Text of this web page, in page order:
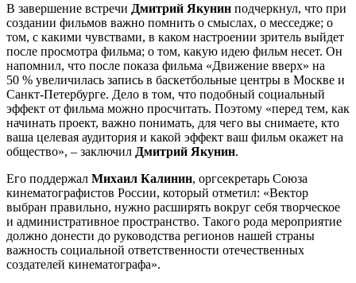
В завершение встречи Дмитрий Якунин подчеркнул, что при
создании фильмов важно помнить о смыслах, о месседже; о
том, с какими чувствами, в каком настроении зритель выйдет
после просмотра фильма; о том, какую идею фильм несет. Он
напомнил, что после показа фильма «Движение вверх» на
50 % увеличилась запись в баскетбольные центры в Москве и
Санкт-Петербурге. Дело в том, что подобный социальный
эффект от фильма можно просчитать. Поэтому «перед тем, как
начинать проект, важно понимать, для чего вы снимаете, кто
ваша целевая аудитория и какой эффект ваш фильм окажет на
общество», – заключил Дмитрий Якунин.
Его поддержал Михаил Калинин, оргсекретарь Союза
кинематографистов России, который отметил: «Вектор
выбран правильно, нужно расширять вокруг себя творческое
и административное пространство. Такого рода мероприятие
должно донести до руководства регионов нашей страны
важность социальной ответственности отечественных
создателей кинематографа».